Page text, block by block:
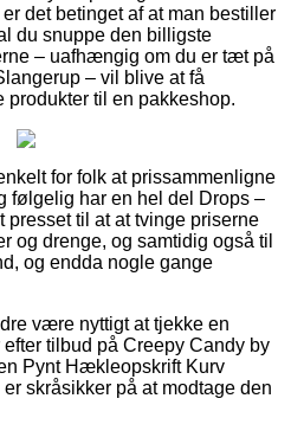
det betinget af at man bestiller
du snuppe den billigste
– uafhængig om du er tæt på
– vil blive at få
produkter til en pakkeshop.
for folk at prissammenligne
følgelig har en hel del Drops –
til at at tvinge priserne
og drenge, og samtidig også til
og endda nogle gange
være nyttigt at tjekke en
tilbud på Creepy Candy by
Pynt Hækleopskrift Kurv
skråsikker på at modtage den